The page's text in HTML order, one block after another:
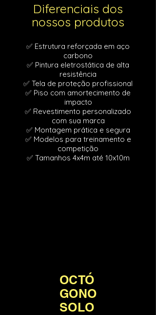
Diferenciais dos
nossos produtos
✅ Estrutura reforçada em aço
carbono
✅ Pintura eletrostática de alta
resistência
✅ Tela de proteção profissional
✅ Piso com amortecimento de
impacto
✅ Revestimento personalizado
com sua marca
✅ Montagem prática e segura
✅ Modelos para treinamento e
competição
✅ Tamanhos 4x4m até 10x10m
OCTÓ
GONO
SOLO